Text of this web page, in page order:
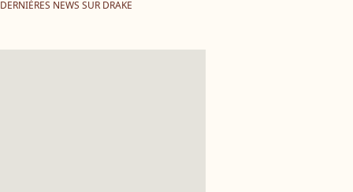
DERNIÈRES NEWS SUR DRAKE